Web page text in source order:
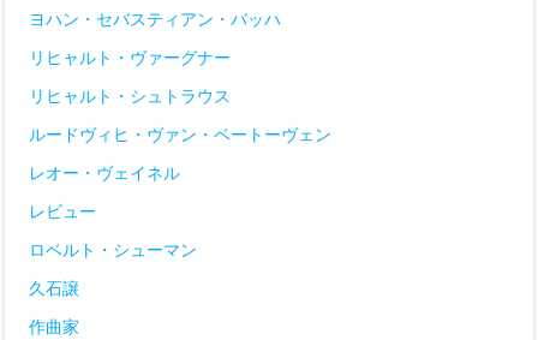
ヨハン・セバスティアン・バッハ
リヒャルト・ヴァーグナー
リヒャルト・シュトラウス
ルードヴィヒ・ヴァン・ベートーヴェン
レオー・ヴェイネル
レビュー
ロベルト・シューマン
久石譲
作曲家